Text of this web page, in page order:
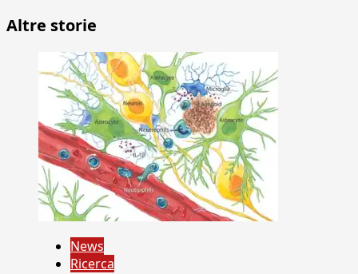
Altre storie
News
Ricerca